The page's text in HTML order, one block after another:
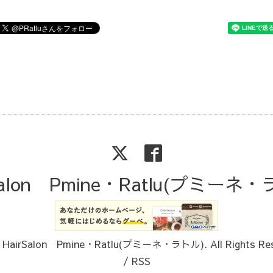
Pmine・Ratlu(プミーネ・
HairSalon Pmine・Ratlu(プミーネ・ラトル). All Rights
/ RSS